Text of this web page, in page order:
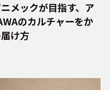
メックが目指す、ア
のカルチャーをか
け方